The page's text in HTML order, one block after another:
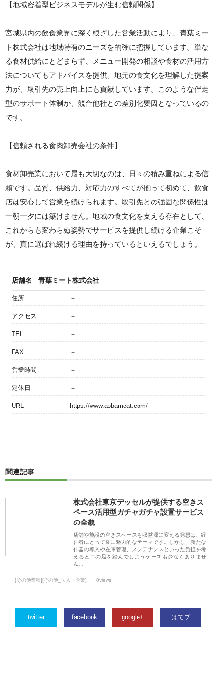
【地域密着型ビジネスモデルが生む信頼関係】
宮城県内の飲食業界に深く根ざした営業活動により、青葉ミー
ト株式会社は地域特有のニーズを的確に把握しています。単な
る食材供給にとどまらず、メニュー開発の相談や食材の活用方
法についてもアドバイスを提供。地元の食文化を理解した提案
力が、取引先の売上向上にも貢献しています。このような伴走
型のサポート体制が、競合他社との差別化要因となっているの
です。
【信頼される食肉卸売会社の条件】
食材卸売業において最も大切なのは、日々の積み重ねによる信
頼です。品質、供給力、対応力のすべてが揃って初めて、飲食
店は安心して営業を続けられます。取引先との強固な関係性は
一朝一夕には築けません。地域の食文化を支える存在として、
これからも変わらぬ姿勢でサービスを提供し続ける企業こそ
が、真に選ばれ続ける理由を持っているといえるでしょう。
店舗名 青葉ミート株式会社
住所 －
アクセス －
TEL －
FAX －
営業時間 －
定休日 －
URL https://www.aobameat.com/
関連記事
株式会社東京デッセルが提供する空きス
ペース活用型ガチャガチャ設置サービス
の全貌
店舗や施設の空きスペースを収益源に変える発想は、経
営者にとって常に魅力的なテーマです。しかし、新たな
什器の導入や在庫管理、メンテナンスといった負担を考
えると二の足を踏んでしまうケースも少なくありませ
ん…
[その他業種][その他_法人・企業] 0views
twitter facebook google+ はてブ